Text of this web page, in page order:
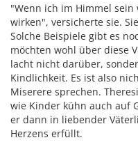
"Wenn ich im Himmel
wirken", versicherte sie.
Solche Beispiele gibt es
möchten wohl über diese
lacht nicht darüber,
Kindlichkeit. Es ist also
Miserere sprechen.
wie Kinder kühn auch auf
er dann in liebender
Herzens erfüllt.